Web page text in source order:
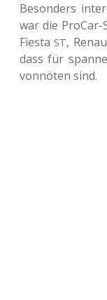
Beson­ders
war die ProCar-
Fiesta ST,
dass für
von­nö­ten sind.